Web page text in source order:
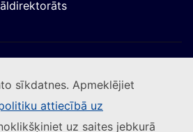
sīkdatnes. Apmeklējiet
attiecībā uz
uz saites jebkurā